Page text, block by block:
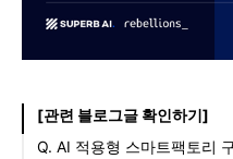
[관련 블로그글 확인하기]
Q. AI 적용형 스마트팩토리